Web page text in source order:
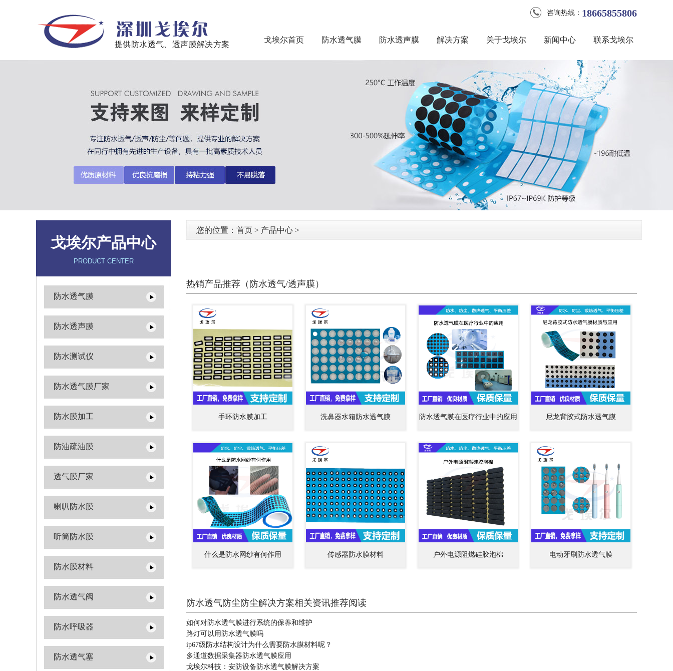
提供防水透气、透声膜解决方案
18665855806
咨询热线：
戈埃尔首页 防水透气膜 防水透声膜 解决方案 关于戈埃尔 新闻中心 联系戈埃尔
戈埃尔产品中心
PRODUCT CENTER
防水透气膜
防水透声膜
防水测试仪
防水透气膜厂家
防水膜加工
防油疏油膜
透气膜厂家
喇叭防水膜
听筒防水膜
防水膜材料
防水透气阀
防水呼吸器
防水透气塞
您的位置： 首页 > 产品中心 >
热销产品推荐（防水透气/透声膜）
手环防水膜加工 洗鼻器水箱防水透气膜 防水透气膜在医疗行业中的应用 尼龙背胶式防水透气膜
什么是防水网纱有何作用 传感器防水膜材料 户外电源阻燃硅胶泡棉 电动牙刷防水透气膜
防水透气防尘防尘解决方案相关资讯推荐阅读
如何对防水透气膜进行系统的保养和维护
路灯可以用防水透气膜吗
ip67级防水结构设计为什么需要防水膜材料呢？
多通道数据采集器防水透气膜应用
戈埃尔科技：安防设备防水透气膜解决方案